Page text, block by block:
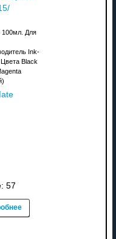
100мл. Для
Ink-
Black
57